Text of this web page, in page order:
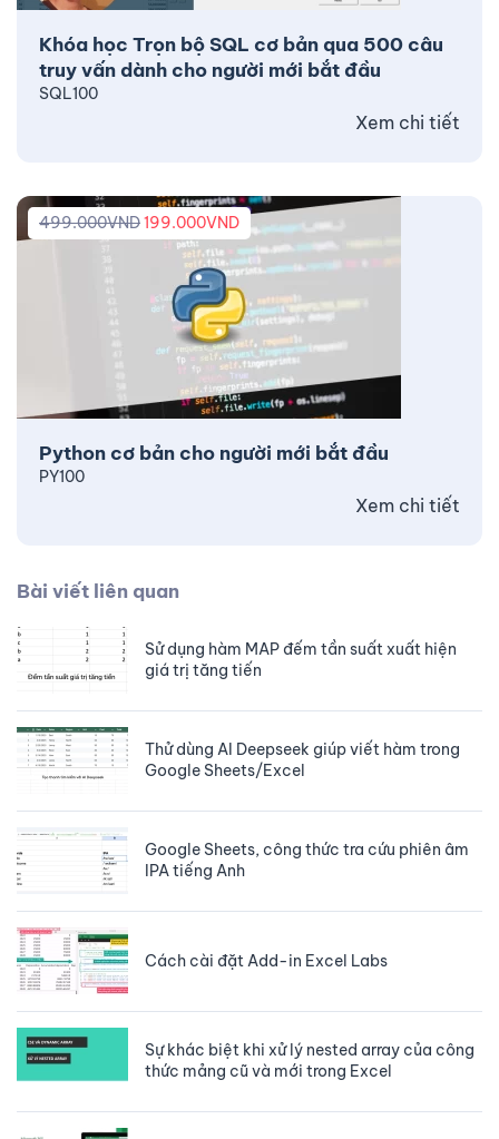
Khóa học Trọn bộ SQL cơ bản qua 500 câu
truy vấn dành cho người mới bắt đầu
SQL100
Xem chi tiết
Python cơ bản cho người mới bắt đầu
499.000VND199.000VND
PY100
Xem chi tiết
Bài viết liên quan
Sử dụng hàm MAP đếm tần suất xuất hiện
giá trị tăng tiến
Thử dùng AI Deepseek giúp viết hàm trong
Google Sheets/Excel
Google Sheets, công thức tra cứu phiên âm
IPA tiếng Anh
Cách cài đặt Add-in Excel Labs
Sự khác biệt khi xử lý nested array của công
thức mảng cũ và mới trong Excel